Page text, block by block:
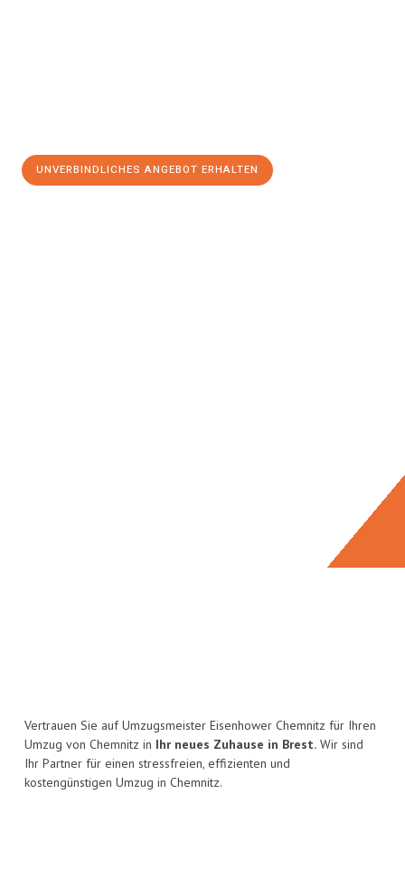
UNVERBINDLICHES ANGEBOT ERHALTEN
Vertrauen Sie auf Umzugsmeister Eisenhower Chemnitz für Ihren
Umzug von Chemnitz in Ihr neues Zuhause in Brest. Wir sind
Ihr Partner für einen stressfreien, effizienten und
kostengünstigen Umzug in Chemnitz.